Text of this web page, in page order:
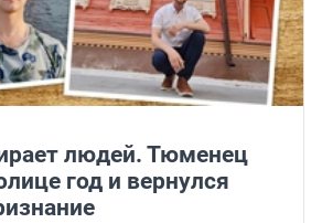
людей. Тюменец
год и вернулся